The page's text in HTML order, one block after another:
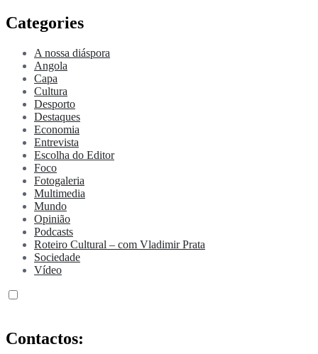
Categories
A nossa diáspora
Angola
Capa
Cultura
Desporto
Destaques
Economia
Entrevista
Escolha do Editor
Foco
Fotogaleria
Multimedia
Mundo
Opinião
Podcasts
Roteiro Cultural – com Vladimir Prata
Sociedade
Vídeo
Contactos: